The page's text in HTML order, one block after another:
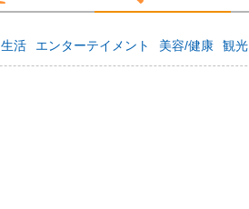
生活 エンターテイメント 美容/健康 観光